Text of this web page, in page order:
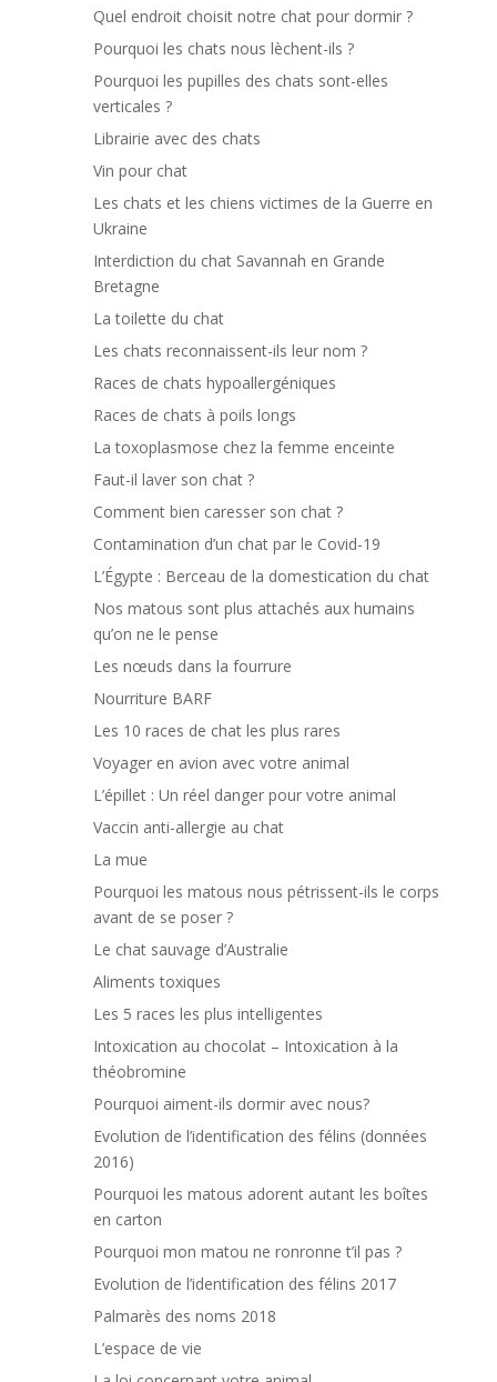
Quel endroit choisit notre chat pour dormir ?
Pourquoi les chats nous lèchent-ils ?
Pourquoi les pupilles des chats sont-elles
verticales ?
Librairie avec des chats
Vin pour chat
Les chats et les chiens victimes de la Guerre en
Ukraine
Interdiction du chat Savannah en Grande
Bretagne
La toilette du chat
Les chats reconnaissent-ils leur nom ?
Races de chats hypoallergéniques
Races de chats à poils longs
La toxoplasmose chez la femme enceinte
Faut-il laver son chat ?
Comment bien caresser son chat ?
Contamination d’un chat par le Covid-19
L’Égypte : Berceau de la domestication du chat
Nos matous sont plus attachés aux humains
qu’on ne le pense
Les nœuds dans la fourrure
Nourriture BARF
Les 10 races de chat les plus rares
Voyager en avion avec votre animal
L’épillet : Un réel danger pour votre animal
Vaccin anti-allergie au chat
La mue
Pourquoi les matous nous pétrissent-ils le corps
avant de se poser ?
Le chat sauvage d’Australie
Aliments toxiques
Les 5 races les plus intelligentes
Intoxication au chocolat – Intoxication à la
théobromine
Pourquoi aiment-ils dormir avec nous?
Evolution de l’identification des félins (données
2016)
Pourquoi les matous adorent autant les boîtes
en carton
Pourquoi mon matou ne ronronne t’il pas ?
Evolution de l’identification des félins 2017
Palmarès des noms 2018
L’espace de vie